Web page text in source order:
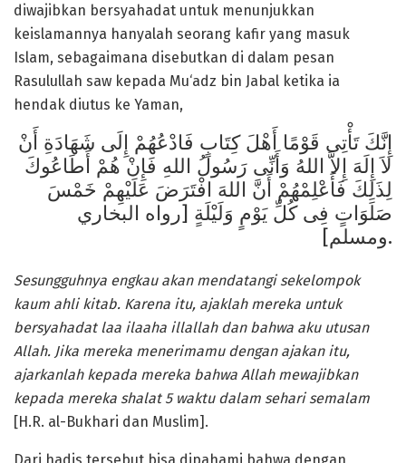
diwajibkan bersyahadat untuk menunjukkan
keislamannya hanyalah seorang kafir yang masuk
Islam, sebagaimana disebutkan di dalam pesan
Rasulullah saw kepada Mu‘adz bin Jabal ketika ia
hendak diutus ke Yaman,
إِنَّكَ تَأْتِى قَوْمًا أَهْلَ كِتَابٍ فَادْعُهُمْ إِلَى شَهَادَةِ أَنْ
لاَ إِلَهَ إِلاَّ اللهُ وَأَنِّى رَسُولُ اللهِ فَإِنْ هُمْ أَطَاعُوكَ
لِذَلِكَ فَأَعْلِمْهُمْ أَنَّ اللهَ افْتَرَضَ عَلَيْهِمْ خَمْسَ
صَلَوَاتٍ فِى كُلِّ يَوْمٍ وَلَيْلَةٍ [رواه البخاري
ومسلم].
Sesungguhnya engkau akan mendatangi sekelompok
kaum ahli kitab. Karena itu, ajaklah mereka untuk
bersyahadat laa ilaaha illallah dan bahwa aku utusan
Allah. Jika mereka menerimamu dengan ajakan itu,
ajarkanlah kepada mereka bahwa Allah mewajibkan
kepada mereka shalat 5 waktu dalam sehari semalam
[H.R. al-Bukhari dan Muslim].
Dari hadis tersebut bisa dipahami bahwa dengan